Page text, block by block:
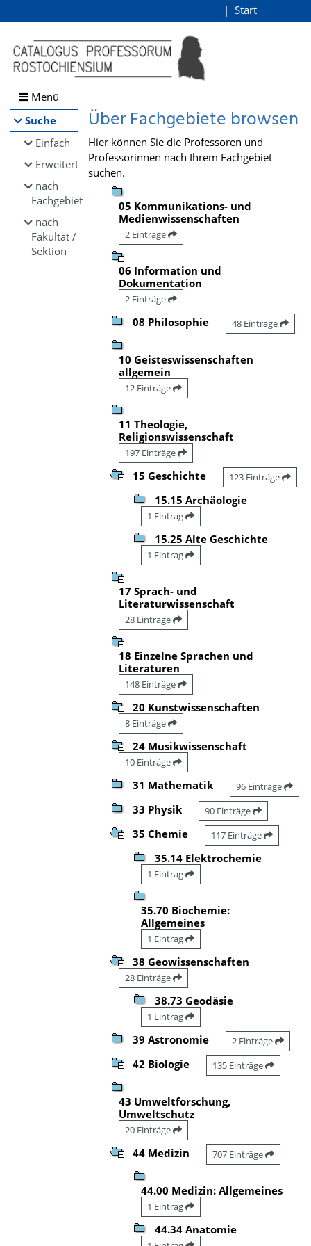
Browsen
direkt zum Inhalt
Start
Menü
Suche
Einfach
Erweitert
nach
Fachgebiet
nach
Fakultät /
Sektion
Über Fachgebiete browsen
Hier können Sie die Professoren und
Professorinnen nach Ihrem Fachgebiet
suchen.
05 Kommunikations- und
Medienwissenschaften
2 Einträge
06 Information und
Dokumentation
2 Einträge
08 Philosophie 48 Einträge
10 Geisteswissenschaften
allgemein
12 Einträge
11 Theologie,
Religionswissenschaft
197 Einträge
15 Geschichte 123 Einträge
15.15 Archäologie
1 Eintrag
15.25 Alte Geschichte
1 Eintrag
17 Sprach- und
Literaturwissenschaft
28 Einträge
18 Einzelne Sprachen und
Literaturen
148 Einträge
20 Kunstwissenschaften
8 Einträge
24 Musikwissenschaft
10 Einträge
31 Mathematik 96 Einträge
33 Physik 90 Einträge
35 Chemie 117 Einträge
35.14 Elektrochemie
1 Eintrag
35.70 Biochemie:
Allgemeines
1 Eintrag
38 Geowissenschaften
28 Einträge
38.73 Geodäsie
1 Eintrag
39 Astronomie 2 Einträge
42 Biologie 135 Einträge
43 Umweltforschung,
Umweltschutz
20 Einträge
44 Medizin 707 Einträge
44.00 Medizin: Allgemeines
1 Eintrag
44.34 Anatomie